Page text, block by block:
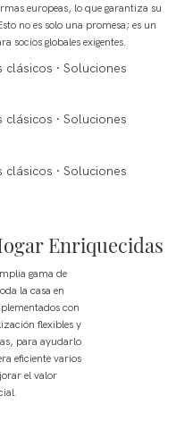
europeas, lo que garantiza su
no es solo una promesa; es un
socios globales exigentes.
Enriquecidas
gama de
la casa en
con
flexibles y
para ayudarlo
eficiente varios
el valor